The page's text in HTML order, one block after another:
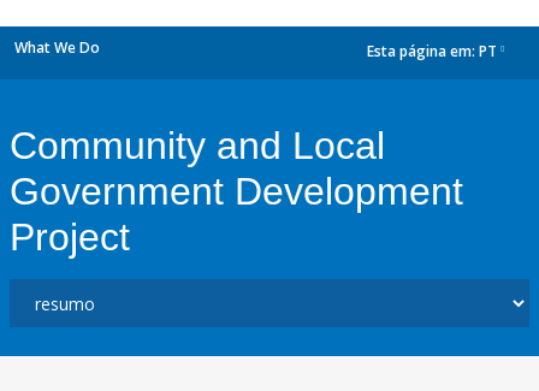
What We Do Esta página em: PT
Community and Local
Government Development
Project